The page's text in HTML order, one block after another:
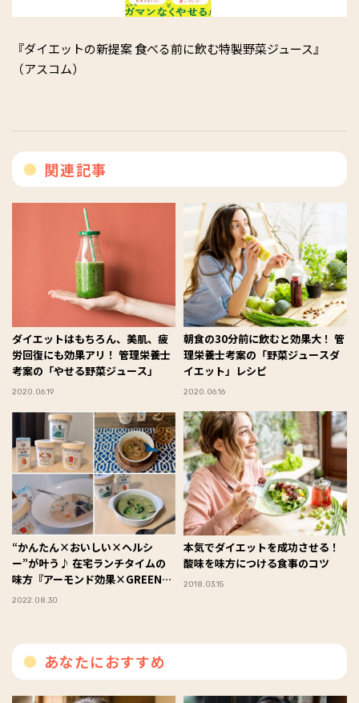
『ダイエットの新提案 食べる前に飲む特製野菜ジュース』
（アスコム）
関連記事
ダイエットはもちろん、美肌、疲
労回復にも効果アリ！ 管理栄養士
考案の「やせる野菜ジュース」
2020.06.19
朝食の30分前に飲むと効果大！ 管
理栄養士考案の「野菜ジュースダ
イエット」レシピ
2020.06.16
“かんたん×おいしい×ヘルシ
ー”が叶う♪ 在宅ランチタイムの
味方『アーモンド効果×GREEN
SPOON』レシピをコミュニティ
2022.08.30
本気でダイエットを成功させる！
酸味を味方につける食事のコツ
2018.03.15
あなたにおすすめ